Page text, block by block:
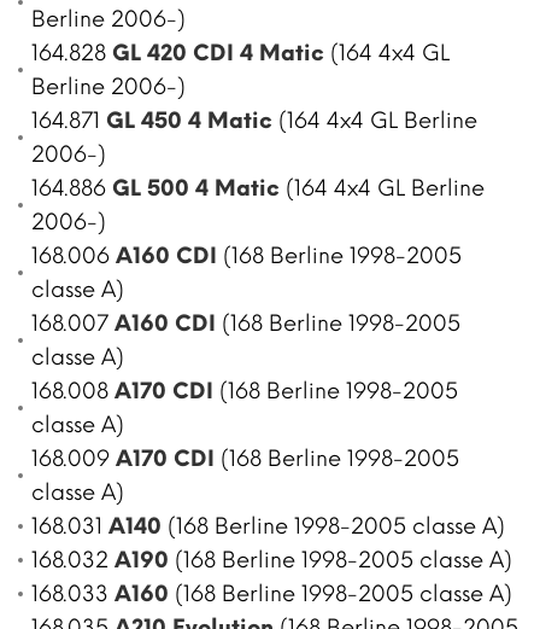
Berline 2006-)
164.828 GL 420 CDI 4 Matic (164 4x4 GL
Berline 2006-)
164.871 GL 450 4 Matic (164 4x4 GL Berline
2006-)
164.886 GL 500 4 Matic (164 4x4 GL Berline
2006-)
168.006 A160 CDI (168 Berline 1998-2005
classe A)
168.007 A160 CDI (168 Berline 1998-2005
classe A)
168.008 A170 CDI (168 Berline 1998-2005
classe A)
168.009 A170 CDI (168 Berline 1998-2005
classe A)
168.031 A140 (168 Berline 1998-2005 classe A)
168.032 A190 (168 Berline 1998-2005 classe A)
168.033 A160 (168 Berline 1998-2005 classe A)